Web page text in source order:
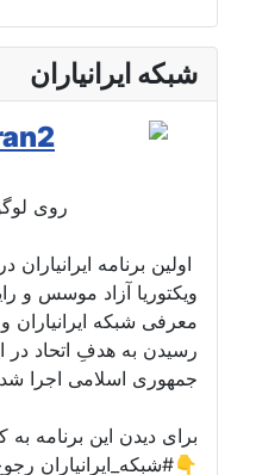
شبکه ایرانیاران
روی لوگو
اولین برنامه ایرانیاران در
ویکتوریا آزاد موسس و رایزن
معرفی شبکه ایرانیاران و
رسیدن به هدفِ اتحاد در
جمهوری اسلامی اجرا شد.
برای دیدن این برنامه به کانال